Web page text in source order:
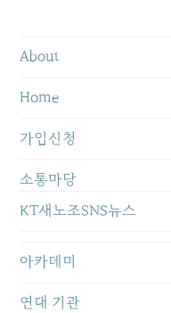
About
Home
가입신청
소통마당
KT새노조SNS뉴스
아카데미
연대 기관